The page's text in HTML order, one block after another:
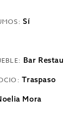
Sí
Bar
Traspaso
Mora